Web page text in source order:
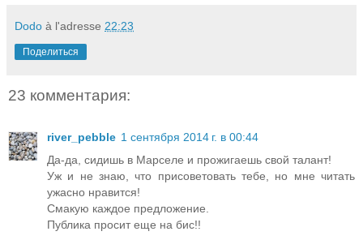
Dodo à l'adresse 22:23
Поделиться
23 комментария:
river_pebble 1 сентября 2014 г. в 00:44
Да-да, сидишь в Марселе и прожигаешь свой талант!
Уж и не знаю, что присоветовать тебе, но мне читать
ужасно нравится!
Смакую каждое предложение.
Публика просит еще на бис!!